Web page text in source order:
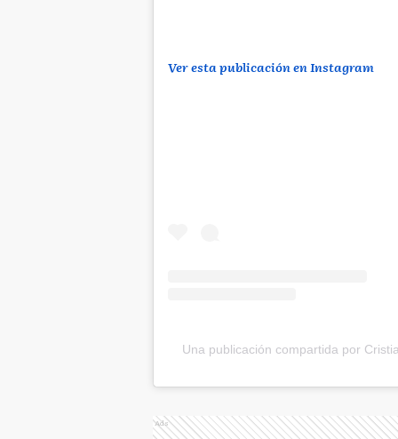
Ver esta publicación en Instagram
Una publicación compartida por
Ads